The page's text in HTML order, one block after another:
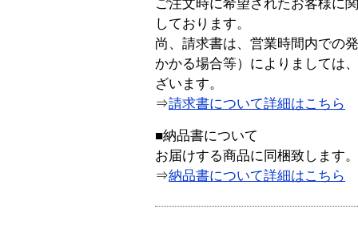
ご注文時に希望されたお客様に
しております。
尚、請求書は、営業時間内での
かかる場合等）によりましては
ざいます。
⇒請求書について詳細はこちら
■納品書について
お届けする商品に同梱致します。
⇒納品書について詳細はこちら